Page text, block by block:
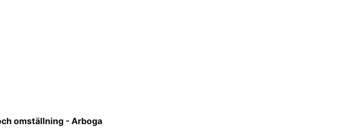
omställning - Arboga